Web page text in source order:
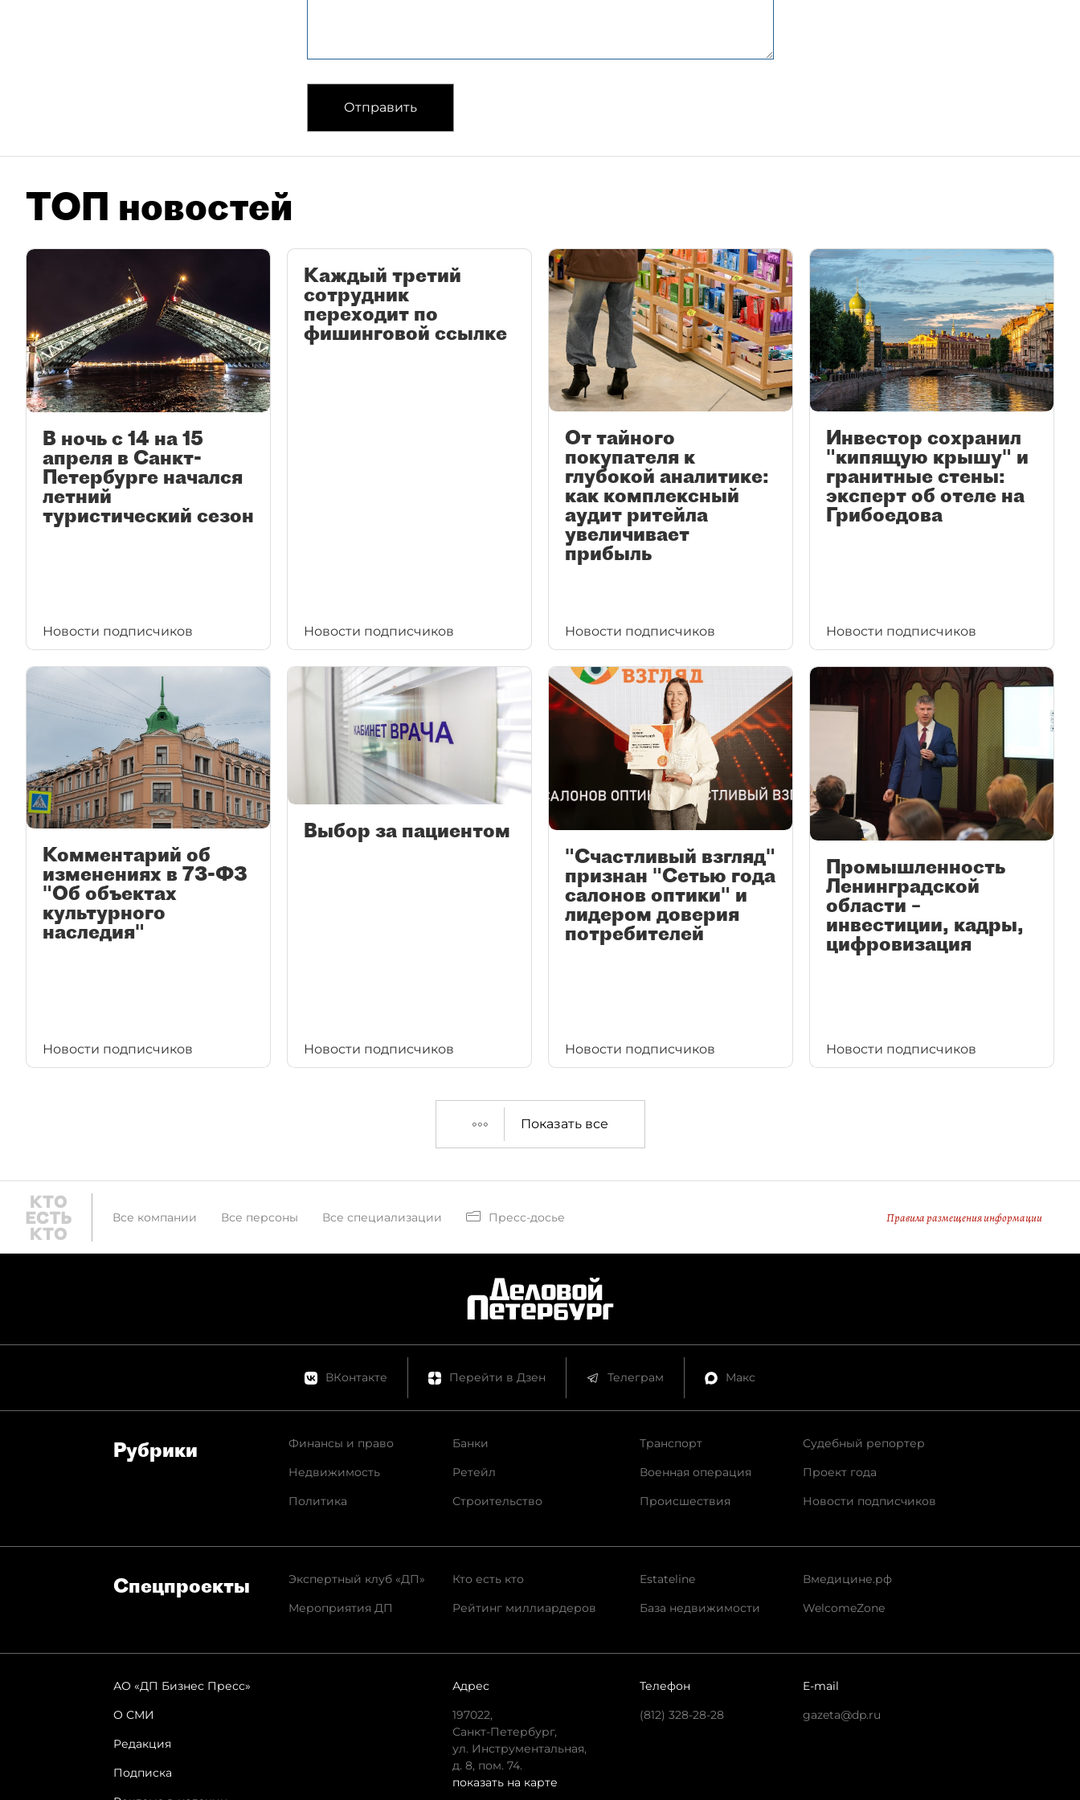
Отправить
ТОП новостей
В ночь с 14 на 15
апреля в Санкт-
Петербурге начался
летний
туристический сезон
Новости подписчиков
Каждый третий
сотрудник
переходит по
фишинговой ссылке
Новости подписчиков
От тайного
покупателя к
глубокой аналитике:
как комплексный
аудит ритейла
увеличивает
прибыль
Новости подписчиков
Инвестор сохранил
"кипящую крышу" и
гранитные стены:
эксперт об отеле на
Грибоедова
Новости подписчиков
Комментарий об
изменениях в 73-ФЗ
"Об объектах
культурного
наследия"
Новости подписчиков
Выбор за пациентом
Новости подписчиков
"Счастливый взгляд"
признан "Сетью года
салонов оптики" и
лидером доверия
потребителей
Новости подписчиков
Промышленность
Ленинградской
области –
инвестиции, кадры,
цифровизация
Новости подписчиков
Показать все
Все компании Все персоны Все специализации Пресс-досье Правила размещения информации
ВКонтакте Перейти в Дзен Телеграм Макс
Рубрики
Финансы и право
Недвижимость
Политика
Банки
Ретейл
Строительство
Транспорт
Военная операция
Происшествия
Судебный репортер
Проект года
Новости подписчиков
Спец­проекты
Экспертный клуб «ДП»
Мероприятия ДП
Кто есть кто
Рейтинг миллиардеров
Estateline
База недвижимости
Вмедицине.рф
WelcomeZone
АО «ДП Бизнес Пресс»
О СМИ
Редакция
Подписка
Адрес
197022,
Санкт-Петербург,
ул. Инструментальная,
д. 8, пом. 74.
показать на карте
Телефон
(812) 328-28-28
E-mail
gazeta@dp.ru